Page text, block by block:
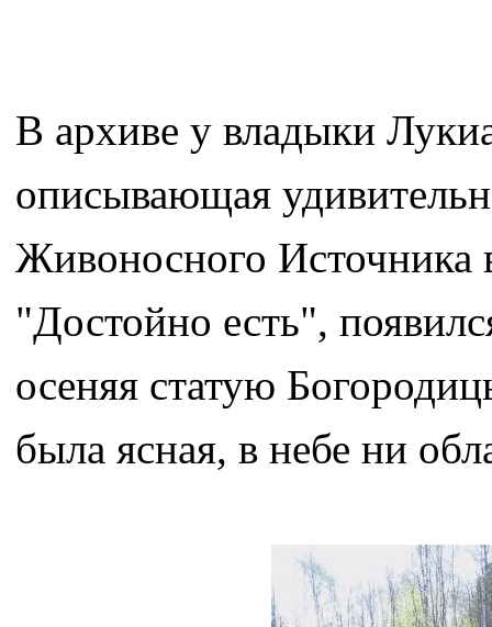
В архиве у владыки
описывающая
Живоносного Источника
"Достойно есть",
осеняя статую
была ясная, в небе ни